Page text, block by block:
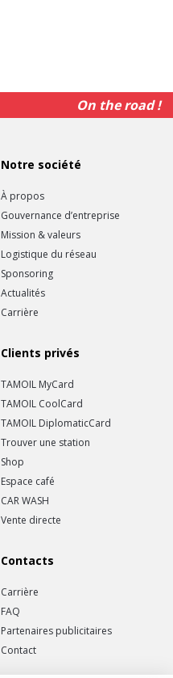
On the road !
Notre société
À propos
Gouvernance d’entreprise
Mission & valeurs
Logistique du réseau
Sponsoring
Actualités
Carrière
Clients privés
TAMOIL MyCard
TAMOIL CoolCard
TAMOIL DiplomaticCard
Trouver une station
Shop
Espace café
CAR WASH
Vente directe
Contacts
Carrière
FAQ
Partenaires publicitaires
Contact